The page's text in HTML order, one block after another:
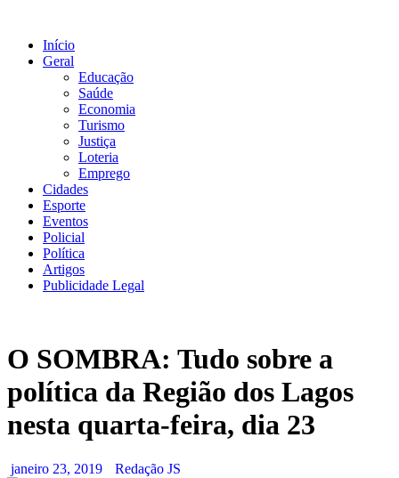
conteúdo
Início
Geral
Educação
Saúde
Economia
Turismo
Justiça
Loteria
Emprego
Cidades
Esporte
Eventos
Policial
Política
Artigos
Publicidade Legal
O SOMBRA: Tudo sobre a
política da Região dos Lagos
nesta quarta-feira, dia 23
janeiro 23, 2019 Redação JS